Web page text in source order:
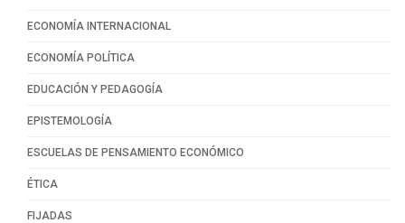
ECONOMÍA INTERNACIONAL
ECONOMÍA POLÍTICA
EDUCACIÓN Y PEDAGOGÍA
EPISTEMOLOGÍA
ESCUELAS DE PENSAMIENTO ECONÓMICO
ÉTICA
FIJADAS